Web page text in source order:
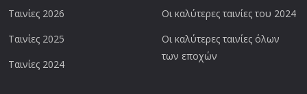
Ταινίες 2026
Ταινίες 2025
Ταινίες 2024
Οι καλύτερες ταινίες του 2024
Οι καλύτερες ταινίες όλων
των εποχών